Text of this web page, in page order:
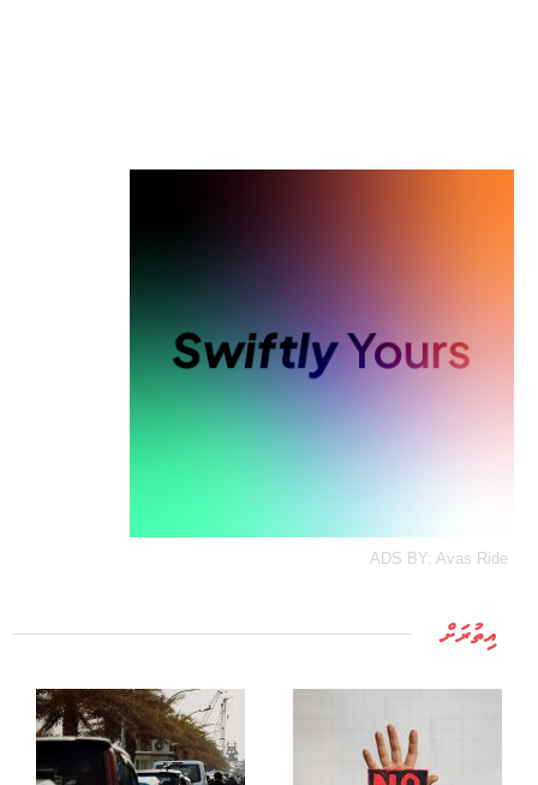
ADS BY: Avas Ride
އިތުރަށް